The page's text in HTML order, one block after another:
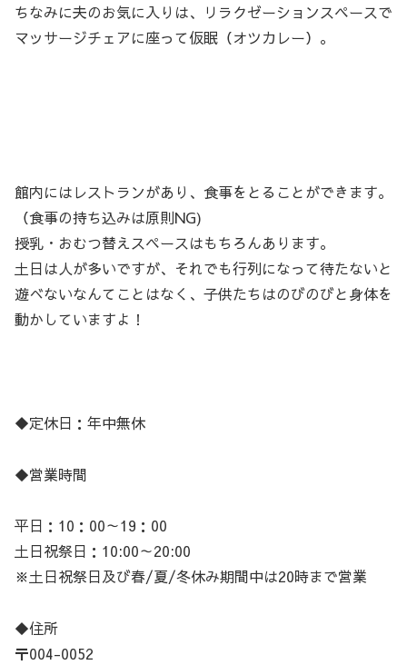
ちなみに夫のお気に入りは、リラクゼーションスペースで
マッサージチェアに座って仮眠（オツカレー）。
館内にはレストランがあり、食事をとることができます。
（食事の持ち込みは原則NG)
授乳・おむつ替えスペースはもちろんあります。
土日は人が多いですが、それでも行列になって待たないと
遊べないなんてことはなく、子供たちはのびのびと身体を
動かしていますよ！
◆定休日：年中無休
◆営業時間
平日：10：00～19：00
土日祝祭日：10:00～20:00
※土日祝祭日及び春/夏/冬休み期間中は20時まで営業
◆住所
〒004-0052